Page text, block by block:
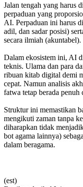
‎Jalan tengah yang harus
perpaduan yang
AI. Perpaduan ini harus
adil, dan sadar posisi)
secara ilmiah (akuntabel).
‎Dalam ekosistem ini, AI
teknis. Ulama dan para
ribuan kitab digital demi
cepat. Namun analisis
fatwa tetap berada
‎Struktur ini memastikan
mengikuti zaman tanpa
diharapkan tidak
bot agama lainnya)
dalam beragama.
(est)